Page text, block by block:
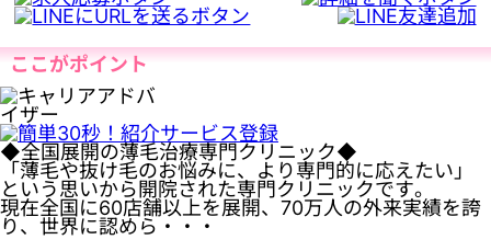
ここがポイント
◆全国展開の薄毛治療専門クリニック◆
「薄毛や抜け毛のお悩みに、より専門的に応えたい」
という思いから開院された専門クリニックです。
現在全国に60店舗以上を展開、70万人の外来実績を誇
り、世界に認めら・・・